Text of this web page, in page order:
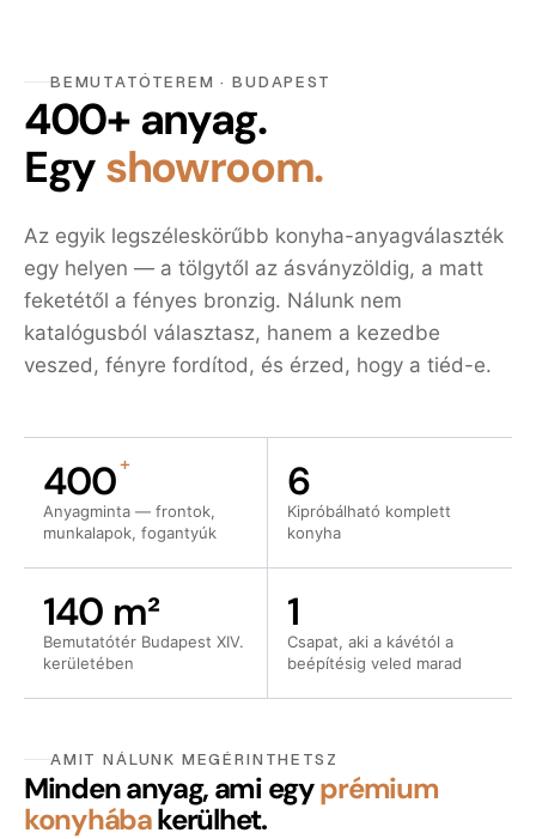
BEMUTATÓTEREM · BUDAPEST
400+ anyag.
Egyshowroom.
Az egyik legszéleskörűbb konyha-anyagválaszték
egy helyen — a tölgytől az ásványzöldig, a matt
feketétől a fényes bronzig. Nálunk nem
katalógusból választasz, hanem a kezedbe
veszed, fényre fordítod, és érzed, hogy a tiéd-e.
400+
Anyagminta — frontok,
munkalapok, fogantyúk
6
Kipróbálható komplett
konyha
140 m²
Bemutatótér Budapest XIV.
kerületében
1
Csapat, aki a kávétól a
beépítésig veled marad
AMIT NÁLUNK MEGÉRINTHETSZ
Minden anyag, ami egyprémium
konyhábakerülhet.